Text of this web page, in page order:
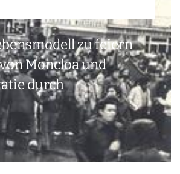
zu feiern
Moncloa und
durch